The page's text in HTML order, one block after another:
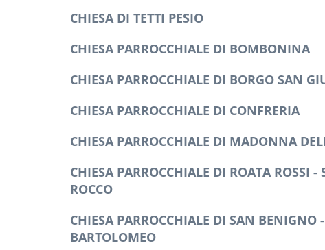
CHIESA DI TETTI PESIO
CHIESA PARROCCHIALE DI BOMBONINA
CHIESA PARROCCHIALE DI BORGO SAN
CHIESA PARROCCHIALE DI CONFRERIA
CHIESA PARROCCHIALE DI MADONNA
CHIESA PARROCCHIALE DI ROATA ROSSI -
ROCCO
CHIESA PARROCCHIALE DI SAN BENIGNO
BARTOLOMEO